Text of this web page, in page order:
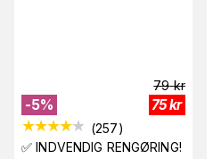
-5%
79 kr
75kr
(257)
✅ INDVENDIG RENGØRING!